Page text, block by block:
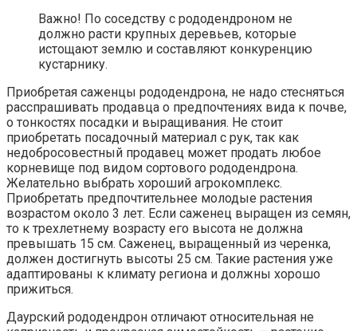
Важно! По соседству с рододендроном не
должно расти крупных деревьев, которые
истощают землю и составляют конкуренцию
кустарнику.
Приобретая саженцы рододендрона, не надо стесняться
расспрашивать продавца о предпочтениях вида к почве,
о тонкостях посадки и выращивания. Не стоит
приобретать посадочный материал с рук, так как
недобросовестный продавец может продать любое
корневище под видом сортового рододендрона.
Желательно выбрать хороший агрокомплекс.
Приобретать предпочтительнее молодые растения
возрастом около 3 лет. Если саженец выращен из семян,
то к трехлетнему возрасту его высота не должна
превышать 15 см. Саженец, выращенный из черенка,
должен достигнуть высоты 25 см. Такие растения уже
адаптированы к климату региона и должны хорошо
прижиться.
Даурский рододендрон отличают относительная не